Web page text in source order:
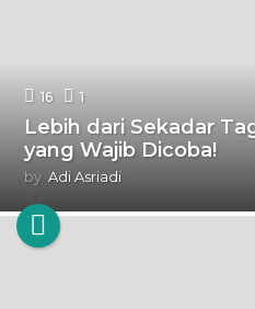
16 1
Lebih dari Sekadar
yang Wajib Dicoba!
by Adi Asriadi